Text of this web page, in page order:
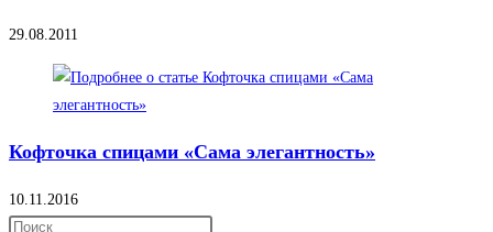
29.08.2011
Кофточка спицами «Сама элегантность»
10.11.2016